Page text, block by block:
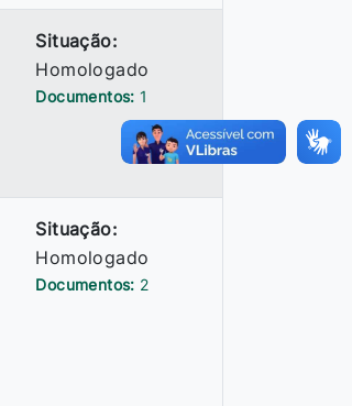
Situação:
Homologado
Documentos: 1
Situação:
Homologado
Documentos: 2